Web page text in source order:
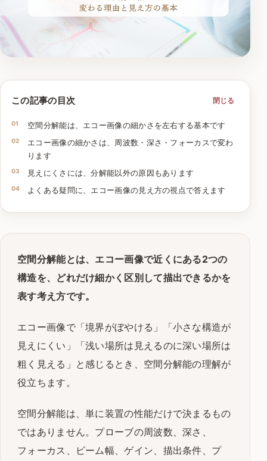
この記事の目次 閉じる
空間分解能は、エコー画像の細かさを左右する基本です
エコー画像の細かさは、周波数・深さ・フォーカスで変わ
ります
見えにくさには、分解能以外の原因もあります
よくある疑問に、エコー画像の見え方の視点で答えます
空間分解能とは、エコー画像で近くにある2つの
構造を、どれだけ細かく区別して描出できるかを
表す考え方です。
エコー画像で「境界がぼやける」「小さな構造が
見えにくい」「浅い場所は見えるのに深い場所は
粗く見える」と感じるとき、空間分解能の理解が
役立ちます。
空間分解能は、単に装置の性能だけで決まるもの
ではありません。プローブの周波数、深さ、
フォーカス、ビーム幅、ゲイン、描出条件、プ